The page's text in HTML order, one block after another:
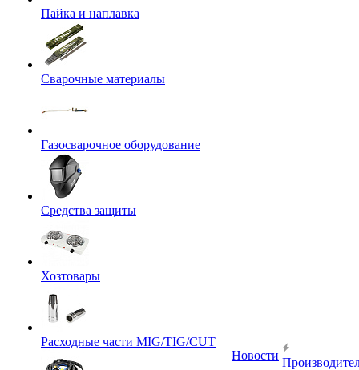
Пайка и наплавка
Сварочные материалы
Газосварочное оборудование
Средства защиты
Хозтовары
Расходные части MIG/TIG/CUT
Новости